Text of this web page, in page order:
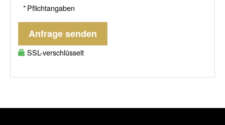
* Pflichtangaben
Anfrage senden
SSL-verschlüsselt